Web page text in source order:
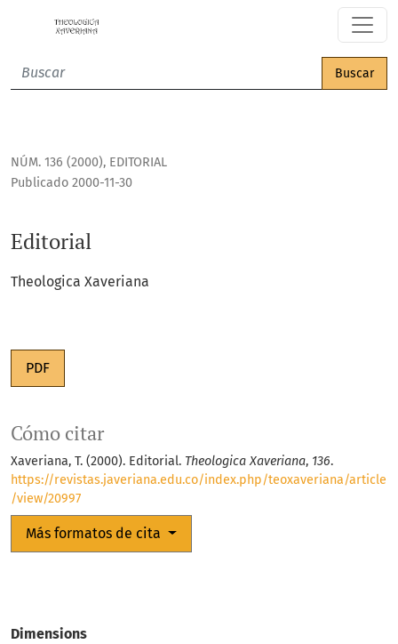
Buscar
NÚM. 136 (2000), EDITORIAL
Editorial
Publicado 2000-11-30
Theologica Xaveriana
PDF
Cómo citar
Xaveriana, T. (2000). Editorial. Theologica Xaveriana, 136.
https://revistas.javeriana.edu.co/index.php/teoxaveriana/article
/view/20997
Más formatos de cita
Dimensions